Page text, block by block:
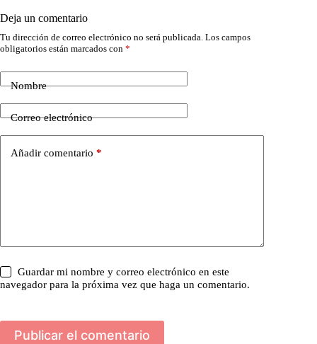
Deja un comentario
Tu dirección de correo electrónico no será publicada. Los campos
obligatorios están marcados con *
Nombre
Correo electrónico
Añadir comentario *
Guardar mi nombre y correo electrónico en este
navegador para la próxima vez que haga un comentario.
Publicar el comentario